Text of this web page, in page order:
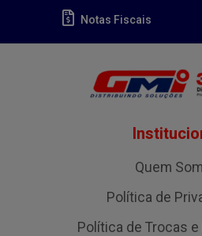
Notas Fiscais
Quem
Política de
Política de Trocas